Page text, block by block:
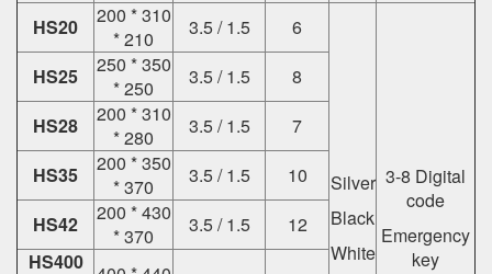
HS20
200 * 310
* 210
3.5 / 1.5 6
Silver
Black
White
3-8 Digital
code
Emergency
key
HS25
250 * 350
* 250
3.5 / 1.5
8
HS28
200 * 310
* 280
3.5 / 1.5
7
HS35
200 * 350
* 370
3.5 / 1.5
10
HS42
200 * 430
* 370
3.5 / 1.5
12
HS400